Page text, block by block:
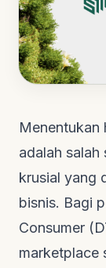
Menentukan
adalah
krusial yang
bisnis. Bagi
Consumer
marketplace